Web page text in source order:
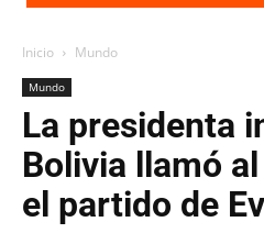
Inicio Mundo
Mundo
La presidenta
Bolivia llamó
el partido de